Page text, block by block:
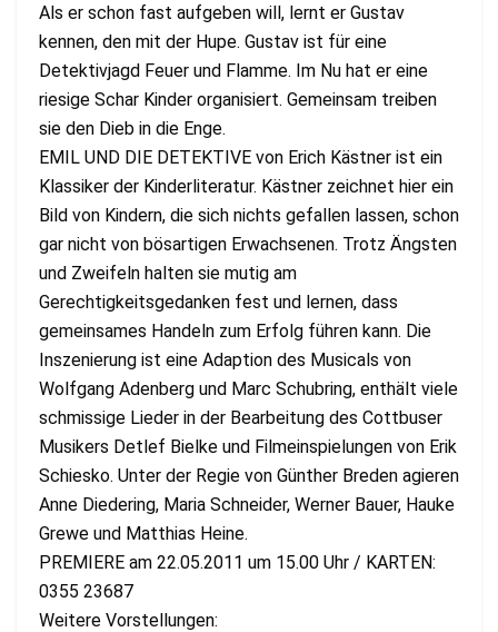
Als er schon fast aufgeben will, lernt er Gustav
kennen, den mit der Hupe. Gustav ist für eine
Detektivjagd Feuer und Flamme. Im Nu hat er eine
riesige Schar Kinder organisiert. Gemeinsam treiben
sie den Dieb in die Enge.
EMIL UND DIE DETEKTIVE von Erich Kästner ist ein
Klassiker der Kinderliteratur. Kästner zeichnet hier ein
Bild von Kindern, die sich nichts gefallen lassen, schon
gar nicht von bösartigen Erwachsenen. Trotz Ängsten
und Zweifeln halten sie mutig am
Gerechtigkeitsgedanken fest und lernen, dass
gemeinsames Handeln zum Erfolg führen kann. Die
Inszenierung ist eine Adaption des Musicals von
Wolfgang Adenberg und Marc Schubring, enthält viele
schmissige Lieder in der Bearbeitung des Cottbuser
Musikers Detlef Bielke und Filmeinspielungen von Erik
Schiesko. Unter der Regie von Günther Breden agieren
Anne Diedering, Maria Schneider, Werner Bauer, Hauke
Grewe und Matthias Heine.
PREMIERE am 22.05.2011 um 15.00 Uhr / KARTEN:
0355 23687
Weitere Vorstellungen: